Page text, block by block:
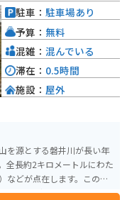
辺には、見どころが点在し
厳美渓を訪れた
ださい。
を源とする磐井川が長い年
全長約2キロメートルにわた
などが点在します。この景
空飛ぶ
駐車： 駐車場あり
予算： 無料
混雑： 混んでいる
滞在： 0.5時間
施設： 屋外